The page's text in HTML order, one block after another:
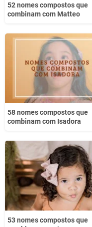
52 nomes compostos que
combinam com Matteo
58 nomes compostos que
combinam com Isadora
53 nomes compostos que